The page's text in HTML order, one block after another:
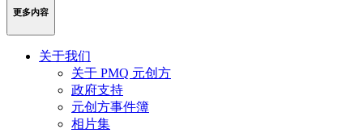
更多内容
关于我们
关于 PMQ 元创方
政府支持
元创方事件簿
相片集